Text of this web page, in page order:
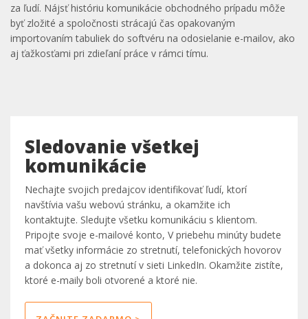
za ľudí. Nájsť históriu komunikácie obchodného prípadu môže
byť zložité a spoločnosti strácajú čas opakovaným
importovaním tabuliek do softvéru na odosielanie e-mailov, ako
aj ťažkosťami pri zdieľaní práce v rámci tímu.
Sledovanie všetkej
komunikácie
Nechajte svojich predajcov identifikovať ľudí, ktorí
navštívia vašu webovú stránku, a okamžite ich
kontaktujte. Sledujte všetku komunikáciu s klientom.
Pripojte svoje e-mailové konto, V priebehu minúty budete
mať všetky informácie zo stretnutí, telefonických hovorov
a dokonca aj zo stretnutí v sieti LinkedIn. Okamžite zistíte,
ktoré e-maily boli otvorené a ktoré nie.